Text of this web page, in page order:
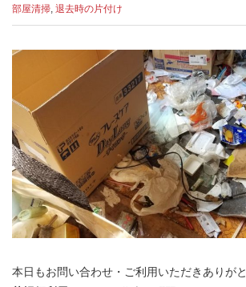
部屋清掃, 退去時の片付け
本日もお問い合わせ・ご利用いただきありが